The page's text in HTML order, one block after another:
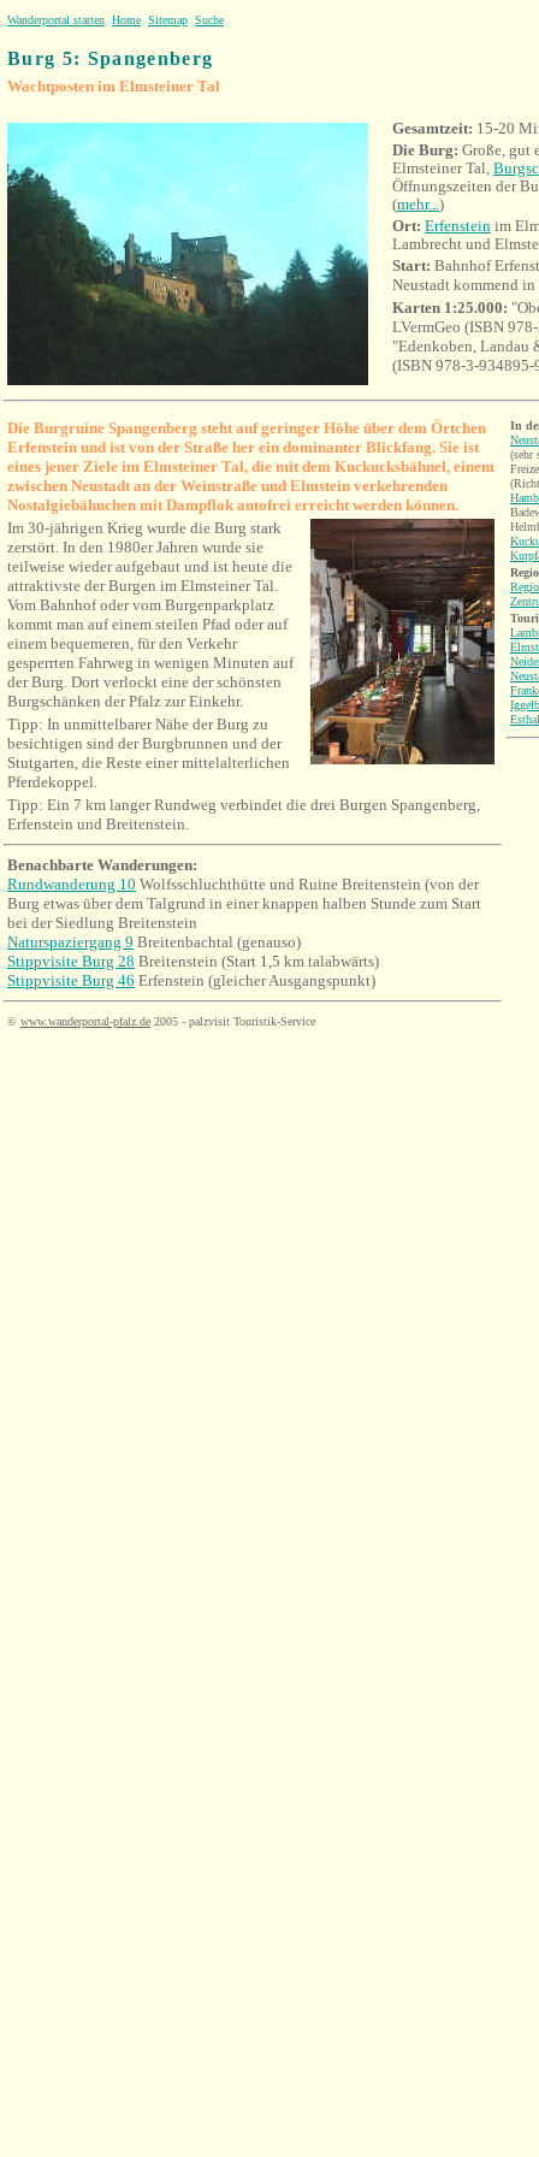
Wanderportal starten Home Sitemap Suche
Burg 5: Spangenberg
Wachtposten im Elmsteiner Tal
Gesamtzeit: 15-20
Die Burg: Große, gut
Elmsteiner Tal,
Öffnungszeiten der
(mehr...)
Ort: Erfenstein im
Lambrecht und
Start: Bahnhof
Neustadt kommend
Karten 1:25.000:
LVermGeo (ISBN
"Edenkoben, Landau
(ISBN 978-3-934895-
Die Burgruine Spangenberg steht auf geringer Höhe über dem Örtchen
Erfenstein und ist von der Straße her ein dominanter Blickfang. Sie ist
eines jener Ziele im Elmsteiner Tal, die mit dem Kuckucksbähnel, einem
zwischen Neustadt an der Weinstraße und Elmstein verkehrenden
Nostalgiebähnchen mit Dampflok autofrei erreicht werden können.
Im 30-jährigen Krieg wurde die Burg stark
zerstört. In den 1980er Jahren wurde sie
teilweise wieder aufgebaut und ist heute die
attraktivste der Burgen im Elmsteiner Tal.
Vom Bahnhof oder vom Burgenparkplatz
kommt man auf einem steilen Pfad oder auf
einem bequemeren, für den Verkehr
gesperrten Fahrweg in wenigen Minuten auf
der Burg. Dort verlockt eine der schönsten
Burgschänken der Pfalz zur Einkehr.
Tipp: In unmittelbarer Nähe der Burg zu
besichtigen sind der Burgbrunnen und der
Stutgarten, die Reste einer mittelalterlichen
Pferdekoppel.
Tipp: Ein 7 km langer Rundweg verbindet die drei Burgen Spangenberg,
Erfenstein und Breitenstein.
Benachbarte Wanderungen:
Rundwanderung 10 Wolfsschluchthütte und Ruine Breitenstein (von der
Burg etwas über dem Talgrund in einer knappen halben Stunde zum Start
bei der Siedlung Breitenstein
Naturspaziergang 9 Breitenbachtal (genauso)
Stippvisite Burg 28 Breitenstein (Start 1,5 km talabwärts)
Stippvisite Burg 46 Erfenstein (gleicher Ausgangspunkt)
© www.wanderportal-pfalz.de 2005 - palzvisit Touristik-Service
In
(sehr
Esthal